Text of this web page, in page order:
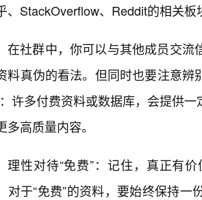
、StackOverflow、Reddit的相关板
在社群中，你可以与其他成员交流
料真伪的看法。但同时也要注意辨
许多付费资料或数据库，会提供
多高质量内容。
理性对待“免费”：记住，真正有
对于“免费”的资料，要始终保持